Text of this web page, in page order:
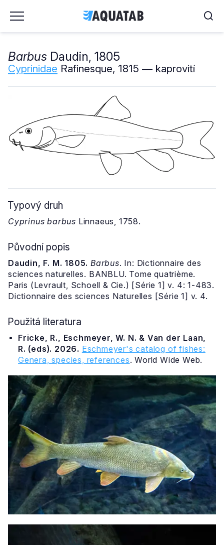
Barbus Daudin, 1805
Cyprinidae Rafinesque, 1815 ― kaprovití
Typový druh
Cyprinus barbus Linnaeus, 1758.
Původní popis
Daudin, F. M. 1805. Barbus. In: Dictionnaire des
sciences naturelles. BANBLU. Tome quatrième.
Paris (Levrault, Schoell & Cie.) [Série 1] v. 4: 1-483.
Dictionnaire des sciences Naturelles [Série 1] v. 4.
Použitá literatura
Fricke, R., Eschmeyer, W. N. & Van der Laan,
R. (eds). 2026. Eschmeyer's catalog of fishes:
Genera, species, references. World Wide Web.